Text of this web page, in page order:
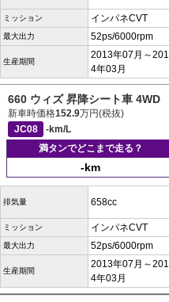
ミッション インパネCVT
最大出力 52ps/6000rpm
生産期間
2013年07月～201
4年03月
660 ウィズ 昇降シート車 4WD
新車時価格152.9万円(税抜)
JC08
-km/L
満タンでどこまで走る？
-km
排気量 658cc
ミッション インパネCVT
最大出力 52ps/6000rpm
生産期間
2013年07月～201
4年03月